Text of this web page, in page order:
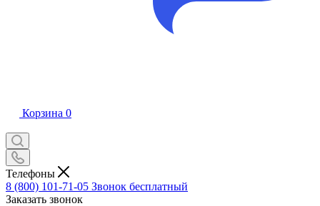
Корзина 0
Телефоны
8 (800) 101-71-05 Звонок бесплатный
Заказать звонок